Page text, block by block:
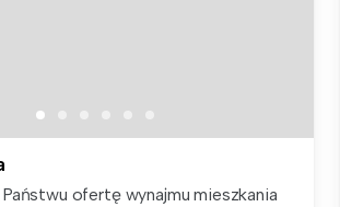
ofertę wynajmu mieszkania